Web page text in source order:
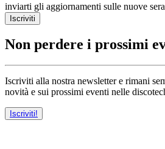
inviarti gli aggiornamenti sulle nuove
Iscriviti
Non perdere i prossimi
Iscriviti alla nostra newsletter e rimani
novità e sui prossimi eventi nelle
Iscriviti!